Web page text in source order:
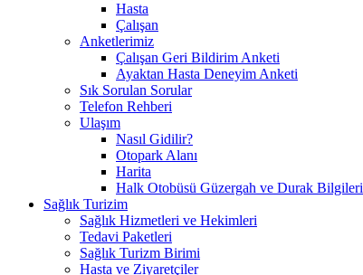
Hasta
Çalışan
Anketlerimiz
Çalışan Geri Bildirim Anketi
Ayaktan Hasta Deneyim Anketi
Sık Sorulan Sorular
Telefon Rehberi
Ulaşım
Nasıl Gidilir?
Otopark Alanı
Harita
Halk Otobüsü Güzergah ve Durak Bilgileri
Sağlık Turizim
Sağlık Hizmetleri ve Hekimleri
Tedavi Paketleri
Sağlık Turizm Birimi
Hasta ve Ziyaretçiler